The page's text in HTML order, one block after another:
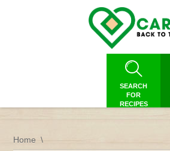
SEARCH
FOR
RECIPES
Home